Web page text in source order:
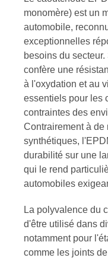
monomère) est un
automobile,
exceptionnelles
besoins du
confère une
à l'oxydation et au
essentiels pour les
contraintes des
Contrairement à de
synthétiques,
durabilité sur une
qui le rend
automobiles
La polyvalence du
d'être utilisé dans
notamment pour
comme les joints